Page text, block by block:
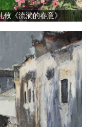
攸《流淌的春意》